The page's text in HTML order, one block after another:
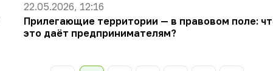
22.05.2026, 12:16
Прилегающие территории — в правовом поле:
это даёт предпринимателям?